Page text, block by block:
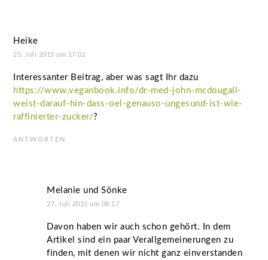
Heike
25. Juli 2015 um 17:02
Interessanter Beitrag, aber was sagt Ihr dazu
https://www.veganbook.info/dr-med-john-mcdougall-
weist-darauf-hin-dass-oel-genauso-ungesund-ist-wie-
raffinierter-zucker/?
ANTWORTEN
Melanie und Sönke
27. Juli 2015 um 08:17
Davon haben wir auch schon gehört. In dem
Artikel sind ein paar Verallgemeinerungen zu
finden, mit denen wir nicht ganz einverstanden